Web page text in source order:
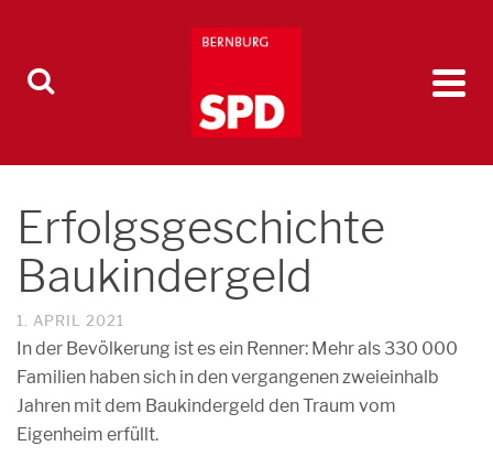
Erfolgsgeschichte
Baukindergeld
1. APRIL 2021
In der Bevölkerung ist es ein Renner: Mehr als 330 000
Familien haben sich in den vergangenen zweieinhalb
Jahren mit dem Baukindergeld den Traum vom
Eigenheim erfüllt.